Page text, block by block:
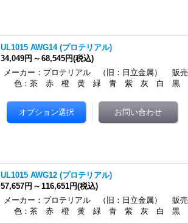
UL1015 AWG14 (プロテリアル)
34,049円 ～ 68,545円(税込)
メーカー：プロテリアル （旧：日立金属） 販売
色：茶 赤 橙 黄 緑 青 紫 灰 白 黒 ＊桃
UL1015 AWG12 (プロテリアル)
57,657円 ～ 116,651円(税込)
メーカー：プロテリアル （旧：日立金属） 販売
色：茶 赤 橙 黄 緑 青 紫 灰 白 黒 ＊桃